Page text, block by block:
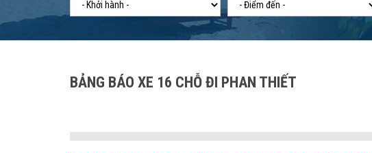
BẢNG BÁO XE 16 CHỖ ĐI PHAN THIẾT